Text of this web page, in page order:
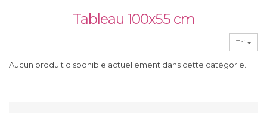
Tableau 100x55 cm
Tri
Aucun produit disponible actuellement dans cette catégorie.